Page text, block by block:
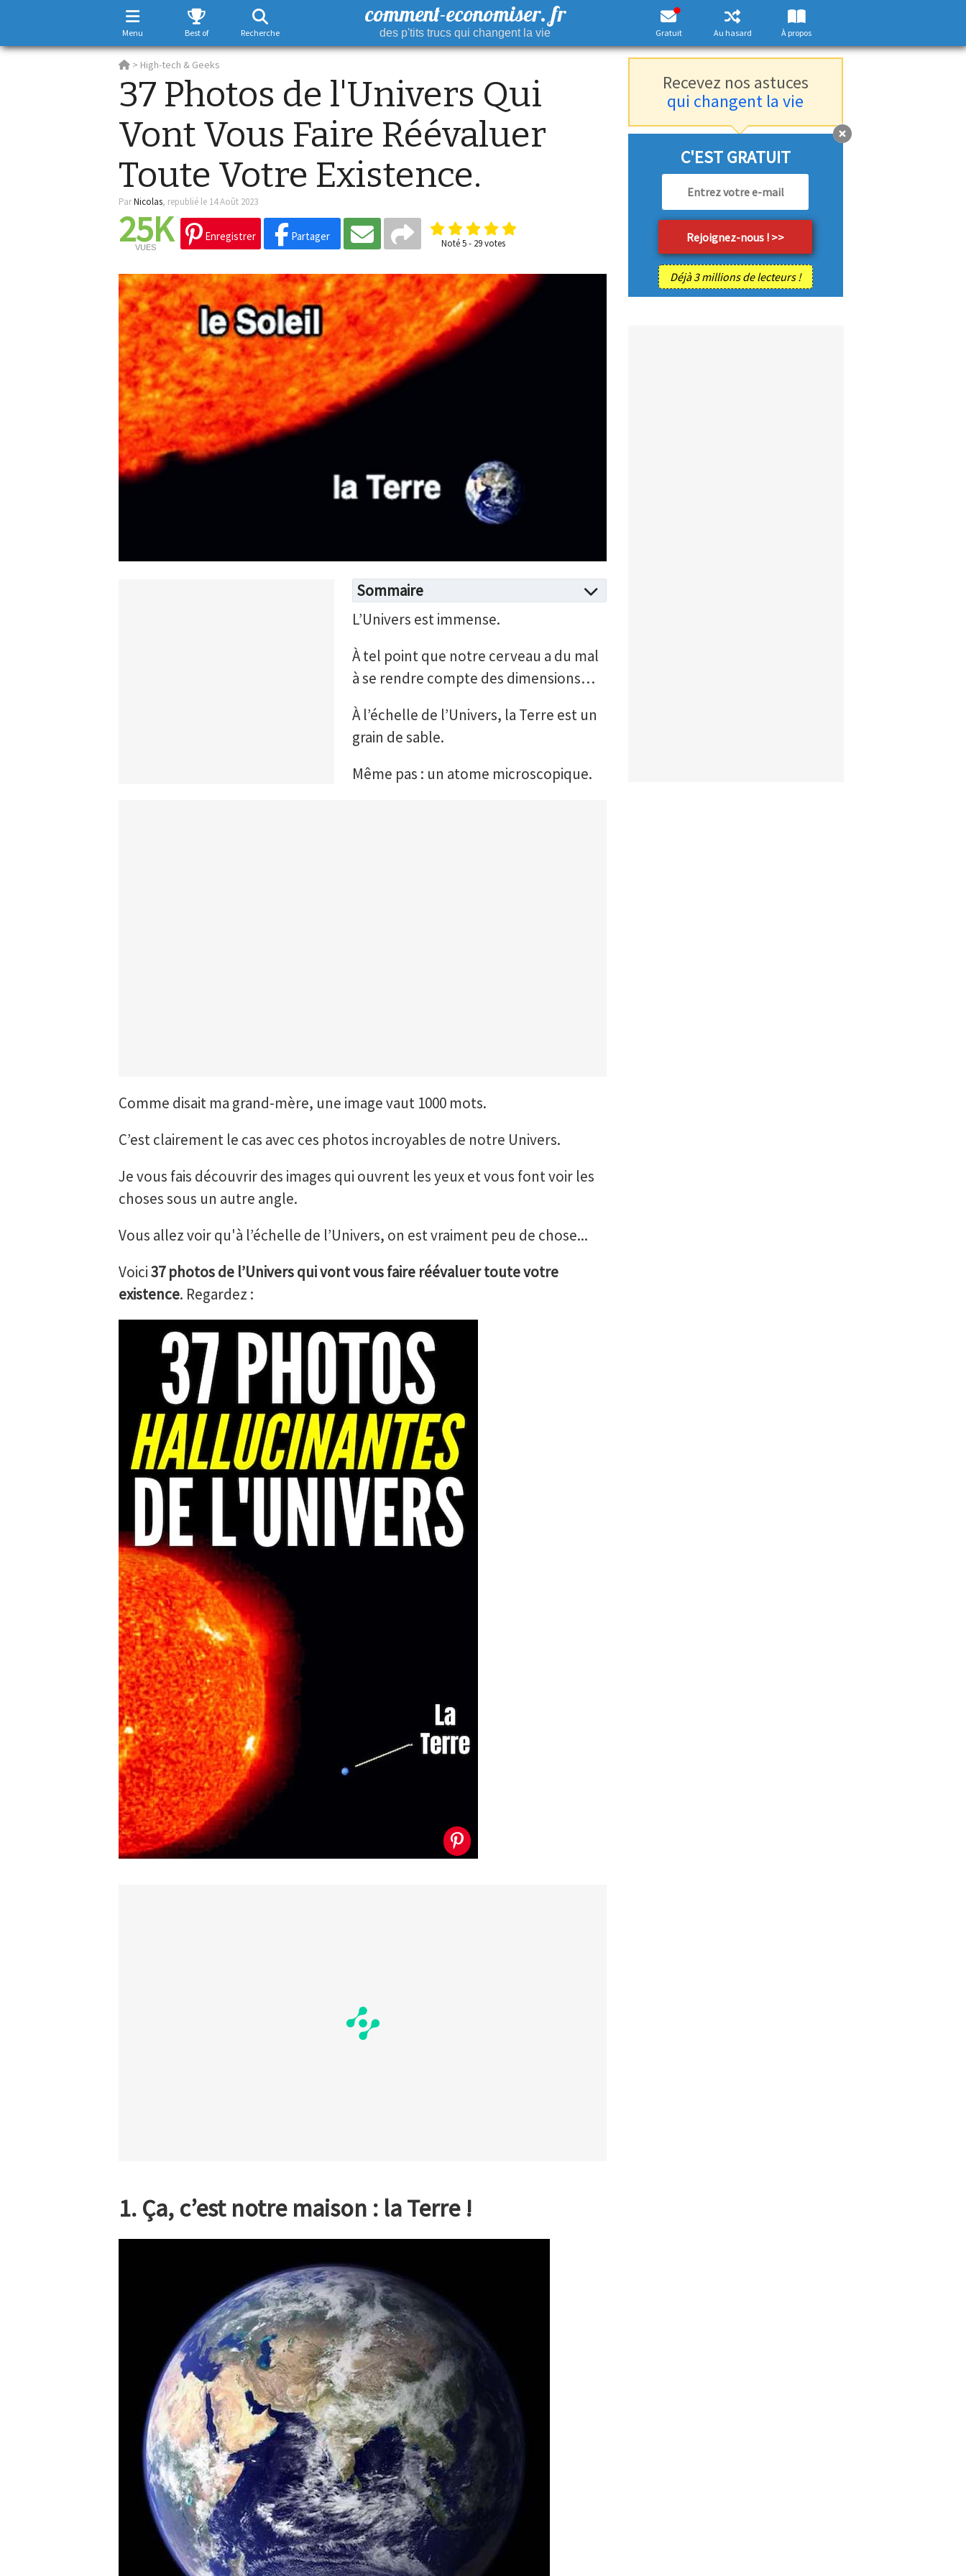
Menu Best of Recherche
comment-economiser. fr
des p'tits trucs qui changent la vie Gratuit Au hasard À propos
> High-tech & Geeks
37 Photos de l'Univers Qui
Vont Vous Faire Réévaluer
Toute Votre Existence.
ParNicolas, republié le 14 Août 2023
25K
VUES
Enregistrer Partager
Noté5- 29 votes
Sommaire
L’Univers est immense.
À tel point que notre cerveau a du mal
à se rendre compte des dimensions…
À l’échelle de l’Univers, la Terre est un
grain de sable.
Même pas : un atome microscopique.
Comme disait ma grand-mère, une image vaut 1000 mots.
C’est clairement le cas avec ces photos incroyables de notre Univers.
Je vous fais découvrir des images qui ouvrent les yeux et vous font voir les
choses sous un autre angle.
Vous allez voir qu'à l’échelle de l’Univers, on est vraiment peu de chose...
Voici37 photos de l’Univers qui vont vous faire réévaluer toute votre
existence. Regardez :
1. Ça, c’est notre maison : la Terre !
Recevez nos astuces
qui changent la vie
C'EST GRATUIT
Déjà 3 millions de lecteurs !